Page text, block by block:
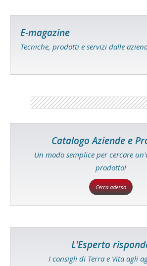
E-magazine
Tecniche, prodotti e servizi dalle
Catalogo Aziende e
Un modo semplice per cercare
prodotto!
Cerca adesso
L'Esperto
I consigli di Terra e Vita agli